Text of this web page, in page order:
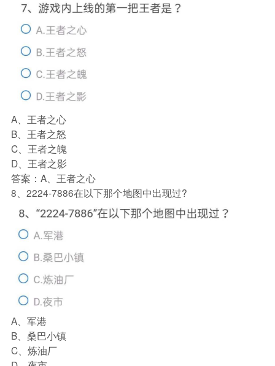
A、王者之心
B、王者之怒
C、王者之魄
D、王者之影
答案：A、王者之心
8、2224-7886在以下那个地图中出现过?
A、军港
B、桑巴小镇
C、炼油厂